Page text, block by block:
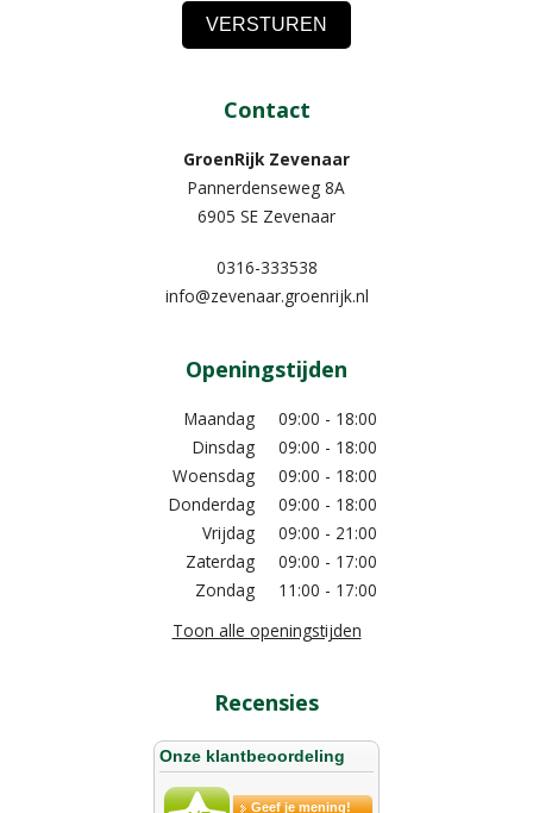
Contact
GroenRijk Zevenaar​
Pannerdenseweg 8A
6905 SE Zevenaar
0316-333538
info@zevenaar.groenrijk.nl
Openingstijden
Maandag
09:00 - 18:00
Dinsdag
09:00 - 18:00
Woensdag
09:00 - 18:00
Donderdag
09:00 - 18:00
Vrijdag
09:00 - 21:00
Zaterdag
09:00 - 17:00
Zondag
11:00 - 17:00
Toon alle openingstijden
Recensies